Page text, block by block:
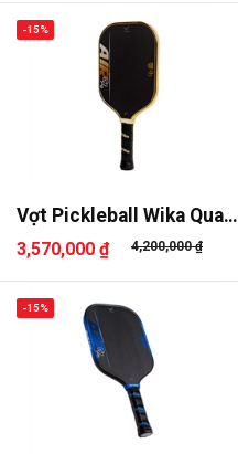
Vợt Pickleball Wika Quang
Dư..
3,570,000 ₫ 4,200,000 ₫
-15%
-15%